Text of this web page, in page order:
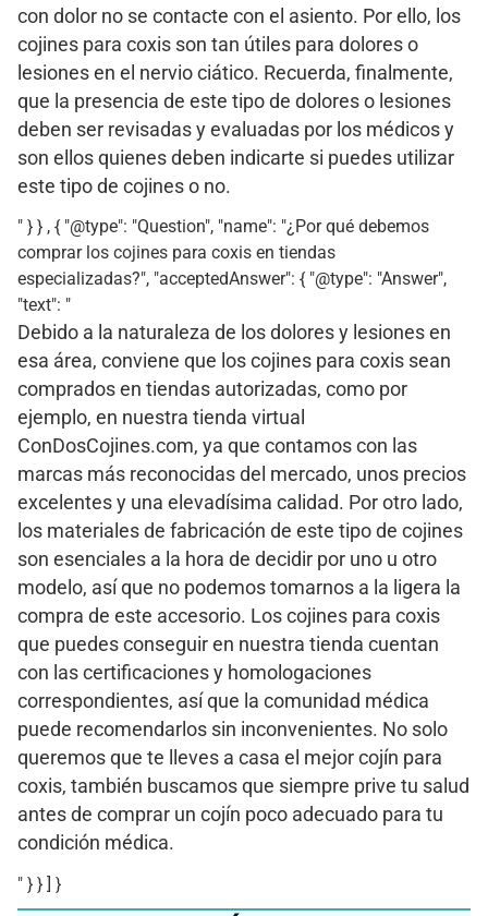
con dolor no se contacte con el asiento. Por ello, los
cojines para coxis son tan útiles para dolores o
lesiones en el nervio ciático. Recuerda, finalmente,
que la presencia de este tipo de dolores o lesiones
deben ser revisadas y evaluadas por los médicos y
son ellos quienes deben indicarte si puedes utilizar
este tipo de cojines o no.
" } } , { "@type": "Question", "name": "¿Por qué debemos
comprar los cojines para coxis en tiendas
especializadas?", "acceptedAnswer": { "@type": "Answer",
"text": "
Debido a la naturaleza de los dolores y lesiones en
esa área, conviene que los cojines para coxis sean
comprados en tiendas autorizadas, como por
ejemplo, en nuestra tienda virtual
ConDosCojines.com, ya que contamos con las
marcas más reconocidas del mercado, unos precios
excelentes y una elevadísima calidad. Por otro lado,
los materiales de fabricación de este tipo de cojines
son esenciales a la hora de decidir por uno u otro
modelo, así que no podemos tomarnos a la ligera la
compra de este accesorio. Los cojines para coxis
que puedes conseguir en nuestra tienda cuentan
con las certificaciones y homologaciones
correspondientes, así que la comunidad médica
puede recomendarlos sin inconvenientes. No solo
queremos que te lleves a casa el mejor cojín para
coxis, también buscamos que siempre prive tu salud
antes de comprar un cojín poco adecuado para tu
condición médica.
" } } ] }